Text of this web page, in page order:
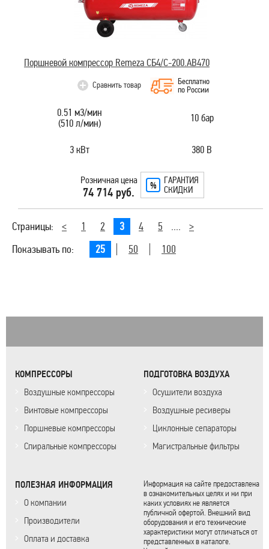
Поршневой компрессор Remeza СБ4/С-200.АВ470
Сравнить товар
Бесплатно
по России
0.51 м3/мин
(510 л/мин)
10 бар
3 кВт 380 В
Розничная цена
74 714 руб.
ГАРАНТИЯ
СКИДКИ
Страницы: < 1 2 3 4 5 ....
>
Показывать по:
25 50 100
КОМПРЕССОРЫ
Воздушные компрессоры
Винтовые компрессоры
Поршневые компрессоры
Спиральные компрессоры
ПОДГОТОВКА ВОЗДУХА
Осушители воздуха
Воздушные ресиверы
Циклонные сепараторы
Магистральные фильтры
ПОЛЕЗНАЯ ИНФОРМАЦИЯ
О компании
Производители
Оплата и доставка
Информация на сайте предоставлена
в ознакомительных целях и ни при
каких условиях не является
публичной офертой. Внешний вид
оборудования и его технические
характеристики могут отличаться от
представленных в каталоге.